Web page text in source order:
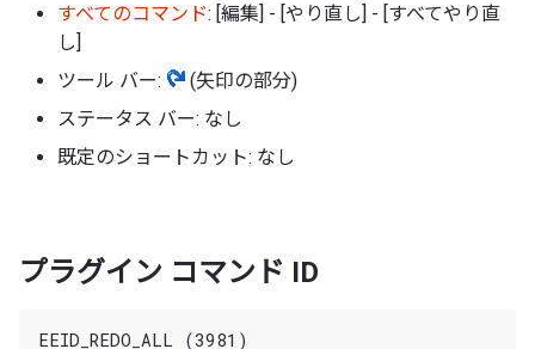
すべてのコマンド: [編集] - [やり直し] - [すべてやり直
し]
ツール バー:
(矢印の部分)
ステータス バー: なし
既定のショートカット: なし
プラグイン コマンド ID